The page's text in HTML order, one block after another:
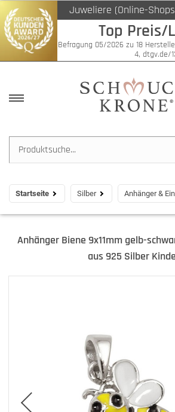
Juweliere (Online-
Top Preis/
Befragung 05/2026 zu 18
4, dtgv.de/
Startseite Silber Anhänger &
Anhänger Biene 9x11mm gelb-
aus 925 Silber